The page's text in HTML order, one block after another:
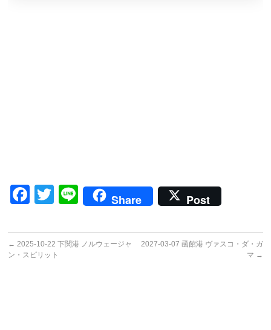
Facebook
Twitter
LineShare Post
← 2025-10-22 下関港 ノルウェージャ
ン・スピリット
2027-03-07 函館港 ヴァスコ・ダ・ガ
マ →